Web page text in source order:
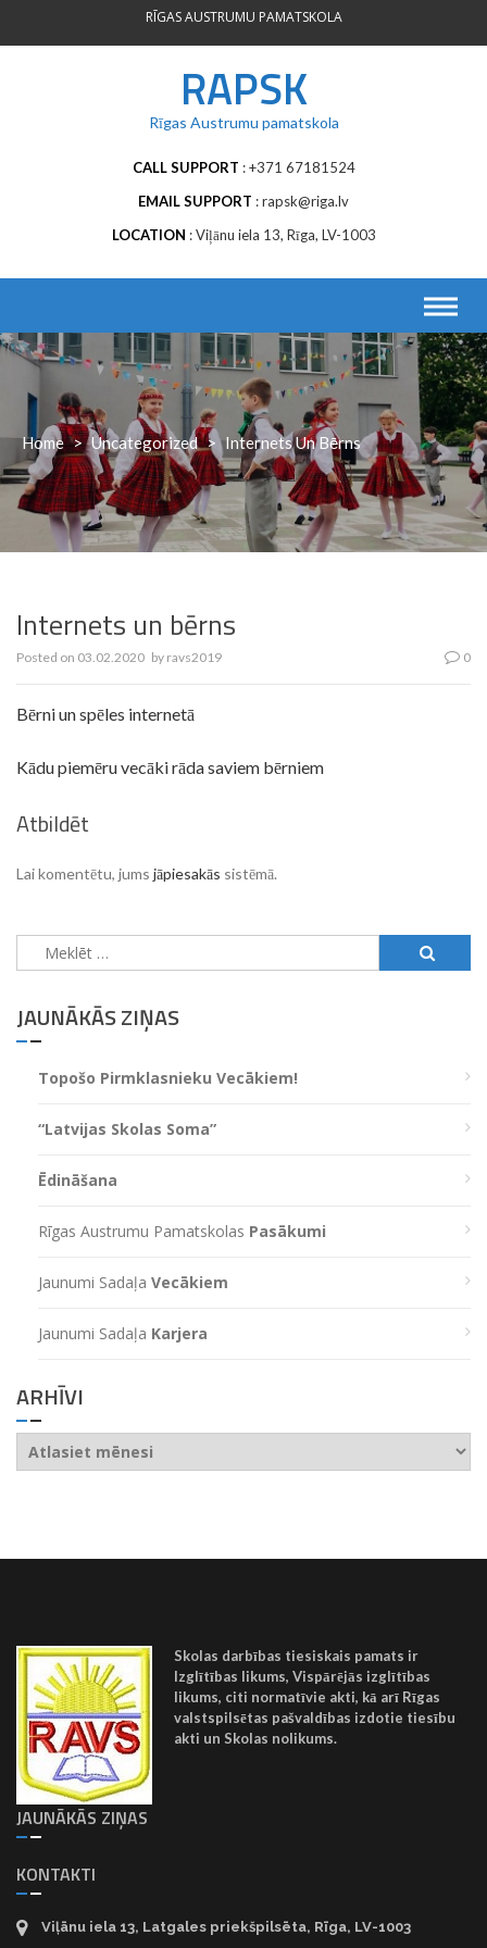
RĪGAS AUSTRUMU PAMATSKOLA
RAPSK
Rīgas Austrumu pamatskola
CALL SUPPORT
+371 67181524
EMAIL SUPPORT
rapsk@riga.lv
LOCATION
Viļānu iela 13, Rīga, LV-1003
Home > Uncategorized > Internets Un Bērns
Internets un bērns
Posted on 03.02.2020 by ravs2019 0
Bērni un spēles internetā
Kādu piemēru vecāki rāda saviem bērniem
Atbildēt
Lai komentētu, jums jāpiesakās sistēmā.
Meklēt:
JAUNĀKĀS ZIŅAS
Topošo Pirmklasnieku Vecākiem!
“Latvijas Skolas Soma”
Ēdināšana
Rīgas Austrumu Pamatskolas Pasākumi
Jaunumi Sadaļa Vecākiem
Jaunumi Sadaļa Karjera
ARHĪVI
Arhīvi
Skolas darbības tiesiskais pamats ir
Izglītības likums, Vispārējās izglītības
likums, citi normatīvie akti, kā arī Rīgas
valstspilsētas pašvaldības izdotie tiesību
akti un Skolas nolikums.
JAUNĀKĀS ZIŅAS
KONTAKTI
Viļānu iela 13, Latgales priekšpilsēta, Rīga, LV-1003